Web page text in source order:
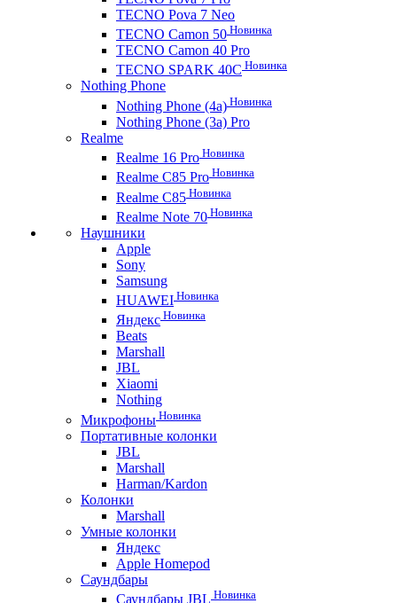
TECNO Pova 7 Neo
TECNO Camon 50 Новинка
TECNO Camon 40 Pro
TECNO SPARK 40C Новинка
Nothing Phone
Nothing Phone (4a) Новинка
Nothing Phone (3a) Pro
Realme
Realme 16 Pro Новинка
Realme C85 Pro Новинка
Realme C85 Новинка
Realme Note 70 Новинка
Наушники
Apple
Sony
Samsung
HUAWEI Новинка
Яндекс Новинка
Beats
Marshall
JBL
Xiaomi
Nothing
Микрофоны Новинка
Портативные колонки
JBL
Marshall
Harman/Kardon
Колонки
Marshall
Умные колонки
Яндекс
Apple Homepod
Саундбары
Саундбары JBL Новинка